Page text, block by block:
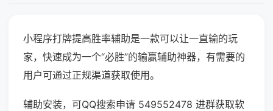
小程序打牌提高胜率辅助是一款可以让一直输的玩
家，快速成为一个“必胜”的输赢辅助神器，有需要的
用户可通过正规渠道获取使用。
辅助安装，可QQ搜索申请 549552478 进群获取软